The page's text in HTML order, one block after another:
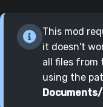
This mod
it doesn't
all files from
using the